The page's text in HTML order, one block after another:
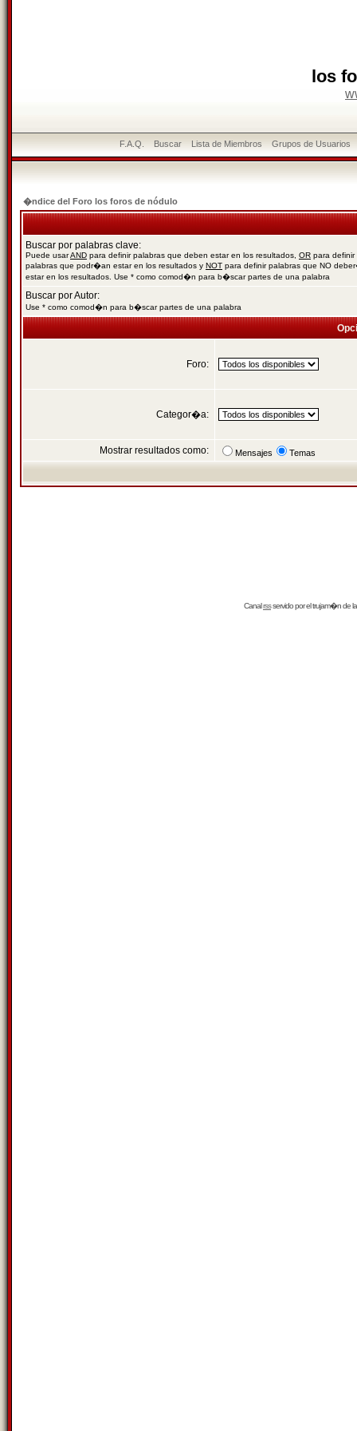
los
F.A.Q. Buscar Lista de Miembros Grupos de Usuarios
�ndice del Foro los foros de nódulo
Buscar por palabras clave:
Puede usarAND para definir palabras que deben estar en los resultados, OR para definir
palabras que podr�an estar en los resultados y NOT para definir palabras que NO
estar en los resultados. Use * como comod�n para b�scar partes de una palabra
Buscar por Autor:
Use * como comod�n para b�scar partes de una palabra
Foro:
Categor�a:
Mostrar resultados como: Mensajes Temas
Canalrssservido por eltrujam�nde